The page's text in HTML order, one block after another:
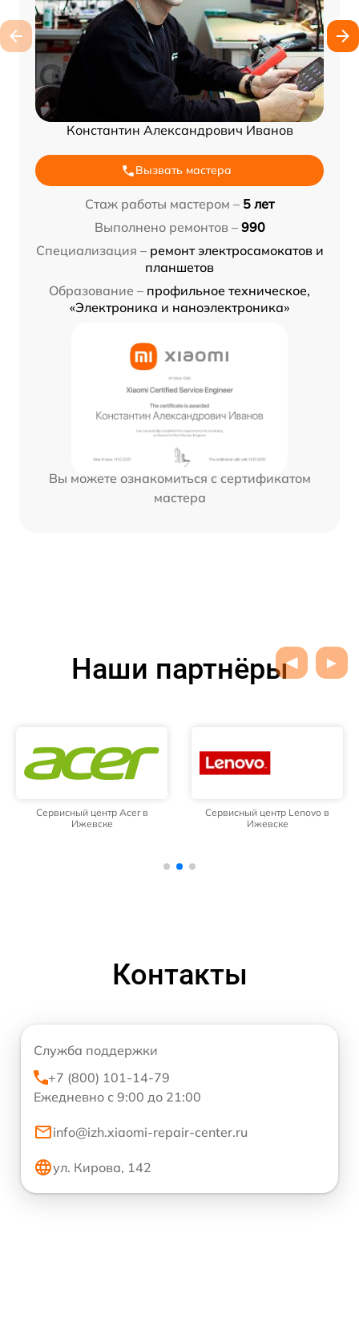
Константин Александрович Иванов
Вызвать мастера
Стаж работы мастером – 5 лет
Выполнено ремонтов – 990
Специализация – ремонт электросамокатов и
планшетов
Образование – профильное техническое,
«Электроника и наноэлектроника»
Вы можете ознакомиться с сертификатом
мастера
Наши партнёры
Сервисный центр Acer в
Ижевске
Сервисный центр Lenovo в
Ижевске
Контакты
Служба поддержки
+7 (800) 101-14-79
Ежедневно с 9:00 до 21:00
info@izh.xiaomi-repair-center.ru
ул. Кирова, 142